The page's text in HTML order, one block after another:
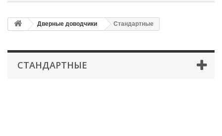
Дверные доводчики Стандартные
СТАНДАРТНЫЕ